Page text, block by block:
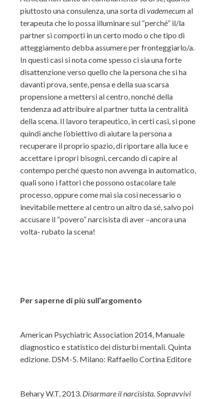
piuttosto una consulenza, una sorta divademecum al
terapeuta che lo possa illuminare sul “perché” il/la
partner si comporti in un certo modo o che tipo di
atteggiamento debba assumere per fronteggiarlo/a.
In questi casi si nota come spesso ci sia una forte
disattenzione verso quello che la persona che si ha
davanti prova, sente, pensa e della sua scarsa
propensione a mettersi al centro, nonché della
tendenza ad attribuire al partner tutta la centralità
della scena. Il lavoro terapeutico, in certi casi, si pone
quindi anche l’obiettivo di aiutare la persona a
recuperare il proprio spazio, di riportare alla luce e
accettare i propri bisogni, cercando di capire al
contempo perché questo non avvenga in automatico,
quali sono i fattori che possono ostacolare tale
processo, oppure come mai sia così necessario o
inevitabile mettere al centro un altro da sé, salvo poi
accusare il “povero” narcisista di aver –ancora una
volta- rubato la scena!
Per saperne di più sull’argomento
American Psychiatric Association 2014, Manuale
diagnostico e statistico dei disturbi mentali. Quinta
edizione. DSM-5. Milano: Raffaello Cortina Editore
Behary W.T, 2013. Disarmare il narcisista. Sopravvivi